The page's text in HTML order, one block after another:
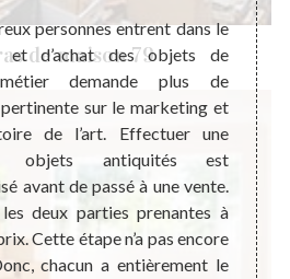
de maison 79
personnes entrent dans le
et d’achat des objets de
demande plus de
sur le marketing et
de l’art. Effectuer une
objets antiquités est
avant de passé à une vente.
deux parties prenantes à
Cette étape n’a pas encore
chacun a entièrement le
sont
mal
son
que
son